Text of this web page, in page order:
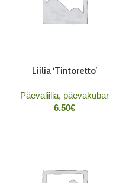
Liilia ‘Tintoretto’
Päevaliilia, päevakübar
6.50€